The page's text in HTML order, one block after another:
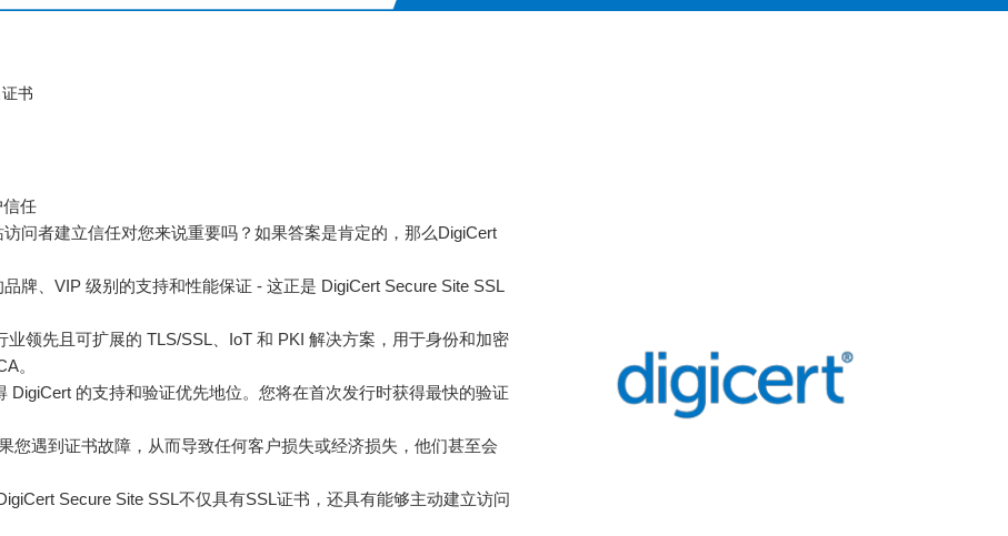
书
任
问者建立信任对您来说重要吗？如果答案是肯定的，那么DigiCert
牌、VIP 级别的支持和性能保证 - 这正是 DigiCert Secure Site SSL
领先且可扩展的 TLS/SSL、IoT 和 PKI 解决方案，用于身份和加密
。
的支持和验证优先地位。您将在首次发行时获得最快的验证
您遇到证书故障，从而导致任何客户损失或经济损失，他们甚至会
Secure Site SSL不仅具有SSL证书，还具有能够主动建立访问